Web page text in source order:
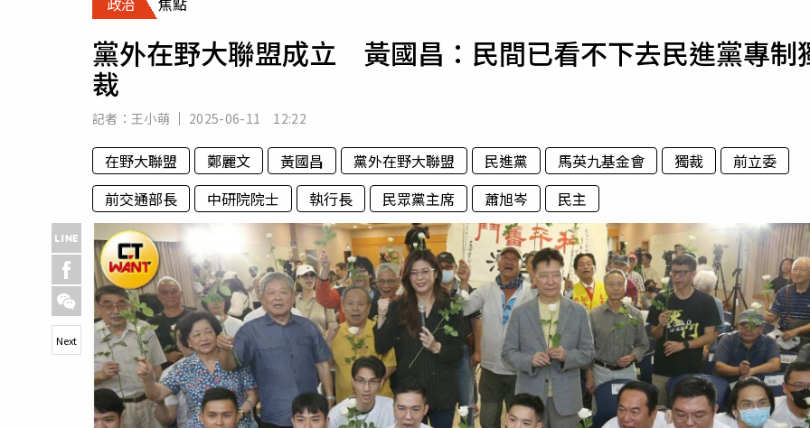
專欄
運勢
黨外在野大聯盟成立 黃國昌：民間已看不下去民進黨專制
裁
記者： 王小萌 2025-06-11 12:22
在野大聯盟 鄭麗文 黃國昌 黨外在野大聯盟 民進黨 馬英九基金會 獨裁
前立委
前交通部長
中研院院士 執行長 民眾黨主席 蕭旭岑 民主
Next